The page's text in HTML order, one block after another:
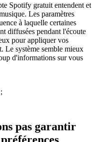
Spotify gratuit entendent et
Les paramètres
à laquelle certaines
diffusées pendant l'écoute
pour appliquer vos
Le système semble mieux
d'informations sur vous
pas garantir